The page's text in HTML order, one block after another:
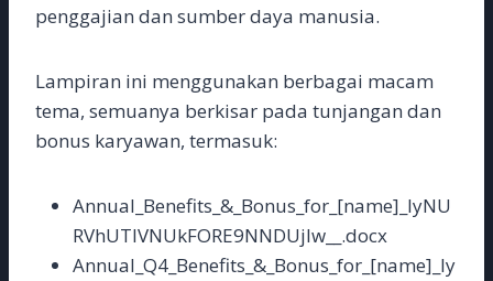
penggajian dan sumber daya manusia.
Lampiran ini menggunakan berbagai macam
tema, semuanya berkisar pada tunjangan dan
bonus karyawan, termasuk:
Annual_Benefits_&_Bonus_for_[name]_IyNU
RVhUTlVNUkFORE9NNDUjIw__.docx
Annual_Q4_Benefits_&_Bonus_for_[name]_Iy